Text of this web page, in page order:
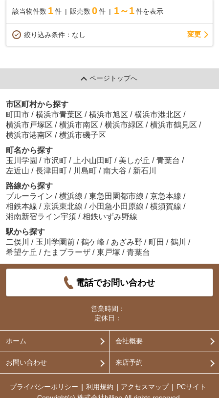
該当物件数 1件 販売数 0 件 1～1 件を表示
絞り込み条件： なし 変更
ページトップへ
市区町村から探す
町田市 / 横浜市青葉区 / 横浜市旭区 / 横浜市港北区 /
横浜市戸塚区 / 横浜市南区 / 横浜市緑区 / 横浜市鶴見区 /
横浜市港南区 / 横浜市磯子区
町名から探す
玉川学園 / 市沢町 / 上小山田町 / 美しが丘 / 青葉台 /
左近山 / 長津田町 / 川島町 / 南大谷 / 新石川
路線から探す
ブルーライン / 横浜線 / 東急田園都市線 / 京急本線 /
相鉄本線 / 京浜東北線 / 小田急小田原線 / 横須賀線 /
湘南新宿ライン宇須 / 相鉄いずみ野線
駅から探す
二俣川
/ 玉川学園前 / 鶴ケ峰 / あざみ野 / 町田 / 鶴川
/
希望ケ丘 / たまプラーザ / 東戸塚 / 青葉台
電話でお問い合わせ
営業時間：
定休日：
ホーム 会社概要
お問い合わせ 来店予約
プライバシーポリシー 利用規約 アクセスマップ
PCサイト